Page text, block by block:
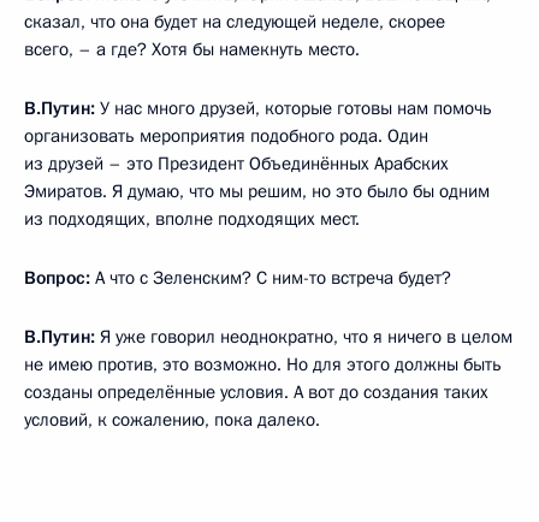
сказал, что она будет на следующей неделе, скорее
всего, – а где? Хотя бы намекнуть место.
В.Путин: У нас много друзей, которые готовы нам помочь
организовать мероприятия подобного рода. Один
из друзей – это Президент Объединённых Арабских
Эмиратов. Я думаю, что мы решим, но это было бы одним
из подходящих, вполне подходящих мест.
Вопрос: А что с Зеленским? С ним-то встреча будет?
В.Путин: Я уже говорил неоднократно, что я ничего в целом
не имею против, это возможно. Но для этого должны быть
созданы определённые условия. А вот до создания таких
условий, к сожалению, пока далеко.